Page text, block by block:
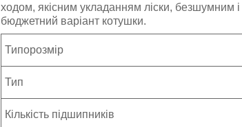
ходом, якісним укладанням ліски, безшумним
бюджетний варіант котушки.
Типорозмір
Тип
Кількість підшипників